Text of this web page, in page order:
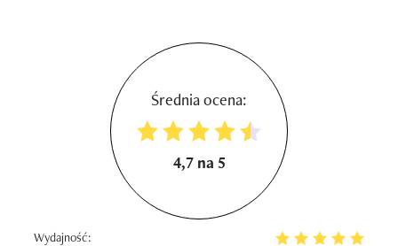
Średnia ocena:
4,7 na 5
Wydajność: